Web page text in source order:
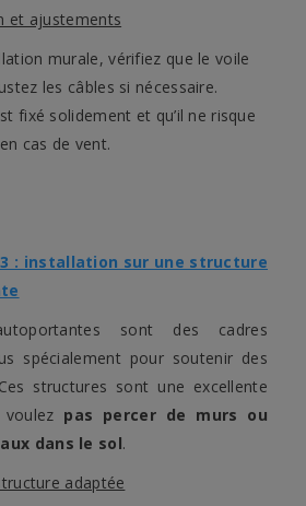
et ajustements
murale, vérifiez que le voile
les câbles si nécessaire.
fixé solidement et qu’il ne risque
cas de vent.
: installation sur une structure
sont des cadres
spécialement pour soutenir des
structures sont une excellente
pas percer de murs ou
dans le sol.
adaptée